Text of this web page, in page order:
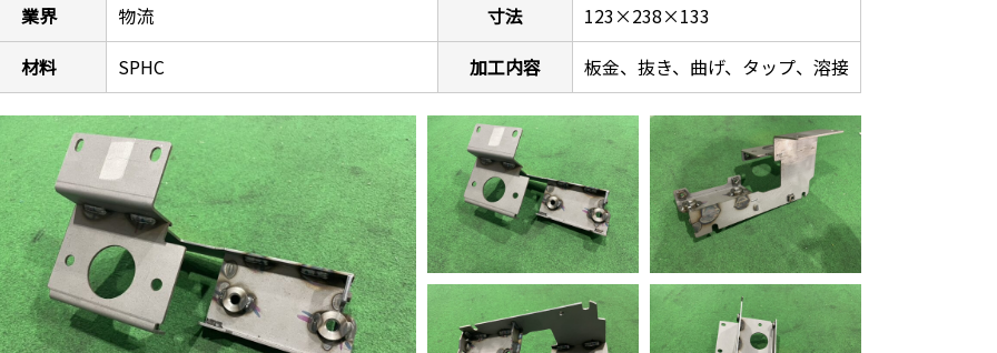
業界 物流 寸法
123×238×133
材料
SPHC 加工内容 板金、抜き、曲げ、タップ、溶接